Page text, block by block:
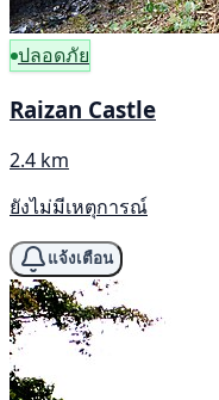
ปลอดภัย
Raizan Castle
2.4 km
ยังไม่มีเหตุการณ์
แจ้งเตือน